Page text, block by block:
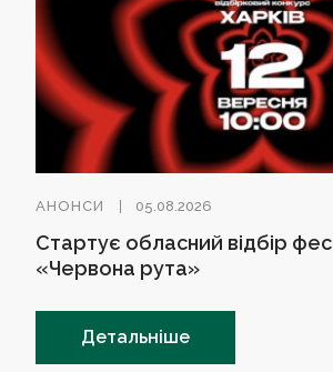
АНОНСИ 05.08.2026
Стартує обласний відбір
«Червона рута»
Детальніше